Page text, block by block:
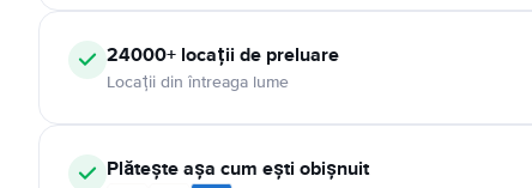
24000+ locații de preluare
Locații din întreaga lume
Plătește așa cum ești obișnuit